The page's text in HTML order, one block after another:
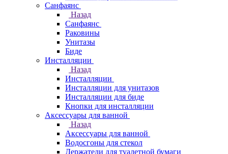
Санфаянс
Назад
Санфаянс
Раковины
Унитазы
Биде
Инсталляции
Назад
Инсталляции
Инсталляции для унитазов
Инсталляции для биде
Кнопки для инсталляции
Аксессуары для ванной
Назад
Аксессуары для ванной
Водосгоны для стекол
Держатели для туалетной бумаги